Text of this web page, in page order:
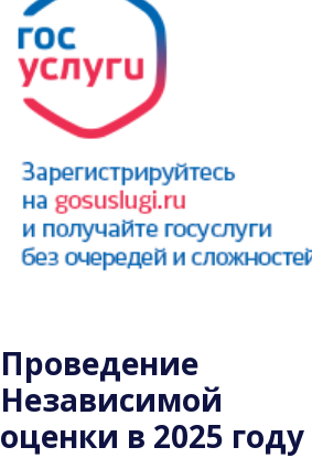
Проведение
Независимой
оценки в 2025 году